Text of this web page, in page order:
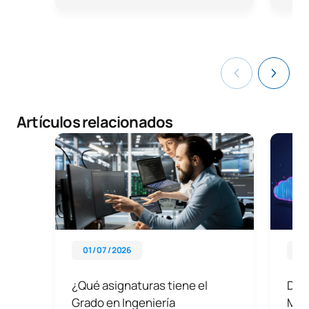
Artículos relacionados
01 / 07 / 2026
¿Qué asignaturas tiene el
Grado en Ingeniería